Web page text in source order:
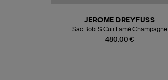
480,00 €
JEROME DREYFUSS
Sac Bobi S Cuir Lamé Champagne